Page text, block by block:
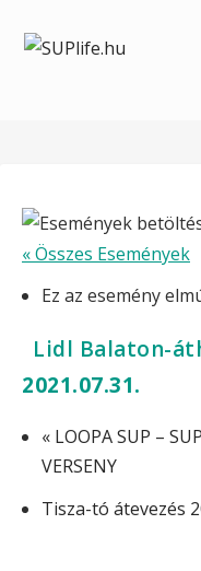
« Összes Események
Ez az esemény
Lidl Balaton-
2021.07.31.
« LOOPA SUP –
VERSENY
Tisza-tó átevezés